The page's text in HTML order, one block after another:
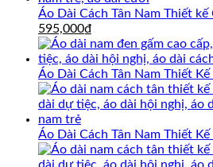
Áo Dài Cách Tân Nam Thiết kế
Giá
gốc
là:
695,000₫.
595,000₫
hiện
tại
là:
595,000₫.
Áo Dài Cách Tân Nam Thiết
Áo Dài Cách Tân Nam Thiết Kế